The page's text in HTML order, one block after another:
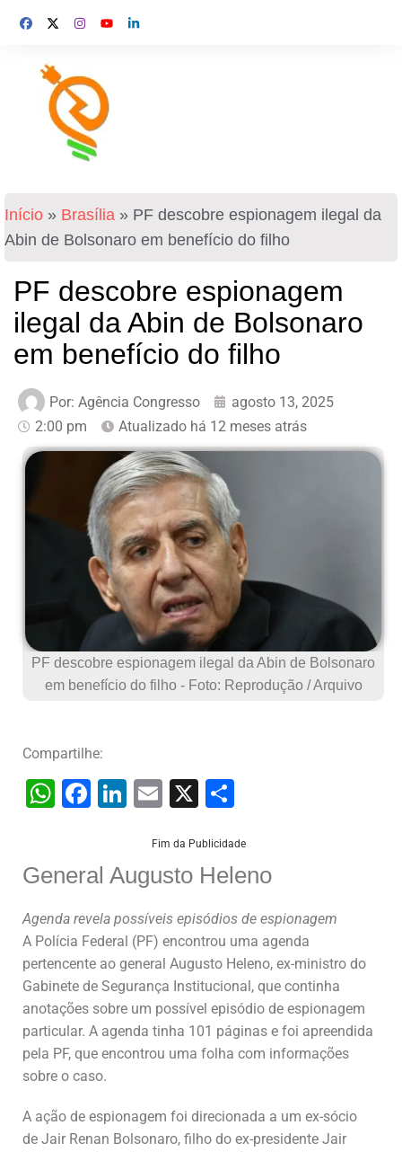
Início » Brasília » PF descobre espionagem ilegal da
Abin de Bolsonaro em benefício do filho
PF descobre espionagem
ilegal da Abin de Bolsonaro
em benefício do filho
Por: Agência Congresso
agosto 13, 2025
2:00 pm
Atualizado há 12 meses atrás
PF descobre espionagem ilegal da Abin de Bolsonaro
em benefício do filho - Foto: Reprodução / Arquivo
Compartilhe:
W
s
A
p
p
F
e
b
o
o
k
Li
e
dI
n
E
ai
l
X
ar
e
Fim da Publicidade
General Augusto Heleno
Agenda revela possíveis episódios de espionagem
A Polícia Federal (PF) encontrou uma agenda
pertencente ao general Augusto Heleno, ex-ministro do
Gabinete de Segurança Institucional, que continha
anotações sobre um possível episódio de espionagem
particular. A agenda tinha 101 páginas e foi apreendida
pela PF, que encontrou uma folha com informações
sobre o caso.
A ação de espionagem foi direcionada a um ex-sócio
de Jair Renan Bolsonaro, filho do ex-presidente Jair